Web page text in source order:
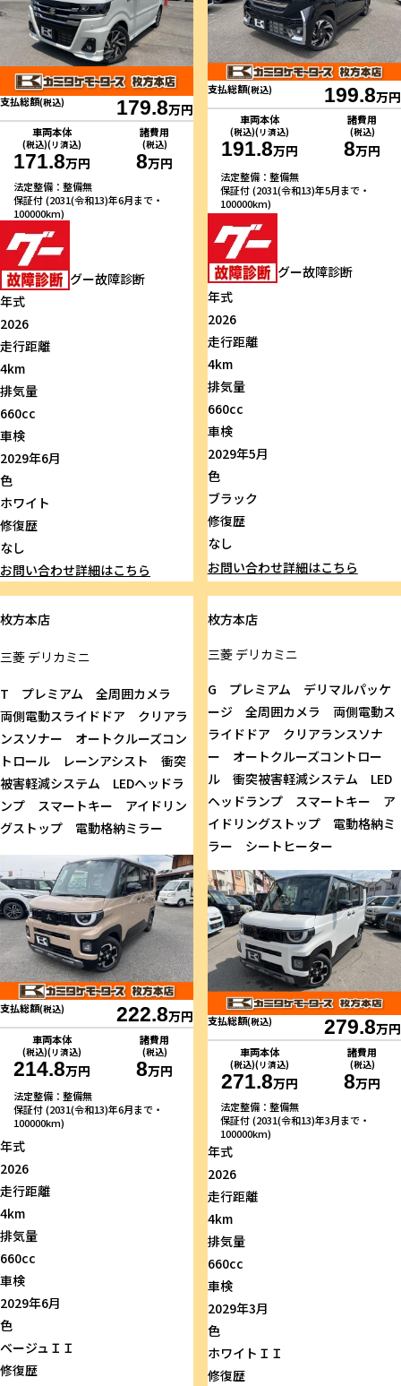
支払総額(税込) 179.8万円
車両本体
(税込)(リ済込)
171.8万円
諸費用
(税込)
8万円
法定整備：整備無
保証付 (2031(令和13)年6月まで・
100000km)
グー故障診断
年式
2026
走行距離
4km
排気量
660cc
車検
2029年6月
色
ホワイト
修復歴
なし
お問い合わせ詳細はこちら
支払総額(税込) 199.8万円
車両本体
(税込)(リ済込)
191.8万円
諸費用
(税込)
8万円
法定整備：整備無
保証付 (2031(令和13)年5月まで・
100000km)
グー故障診断
年式
2026
走行距離
4km
排気量
660cc
車検
2029年5月
色
ブラック
修復歴
なし
お問い合わせ詳細はこちら
枚方本店
三菱 デリカミニ
T プレミアム 全周囲カメラ
両側電動スライドドア クリアラ
ンスソナー オートクルーズコン
トロール レーンアシスト 衝突
被害軽減システム LEDヘッドラ
ンプ スマートキー アイドリン
グストップ 電動格納ミラー
支払総額(税込) 222.8万円
車両本体
(税込)(リ済込)
214.8万円
諸費用
(税込)
8万円
法定整備：整備無
保証付 (2031(令和13)年6月まで・
100000km)
年式
2026
走行距離
4km
排気量
660cc
車検
2029年6月
色
ベージュＩＩ
修復歴
枚方本店
三菱デリカミニ
G プレミアム デリマルパッケ
ージ 全周囲カメラ 両側電動ス
ライドドア クリアランスソナ
ー オートクルーズコントロー
ル 衝突被害軽減システム LED
ヘッドランプ スマートキー ア
イドリングストップ 電動格納ミ
ラー シートヒーター
支払総額(税込) 279.8万円
車両本体
(税込)(リ済込)
271.8万円
諸費用
(税込)
8万円
法定整備：整備無
保証付 (2031(令和13)年3月まで・
100000km)
年式
2026
走行距離
4km
排気量
660cc
車検
2029年3月
色
ホワイトＩＩ
修復歴